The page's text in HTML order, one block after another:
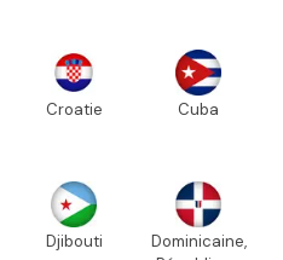
Croatie Cuba
Djibouti
Dominicaine,